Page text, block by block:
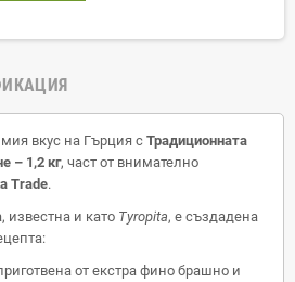
вкус на Гърция с Традиционната
– 1,2 кг, част от внимателно
Trade.
известна и като Tyropita, е създадена
от екстра фино брашно и